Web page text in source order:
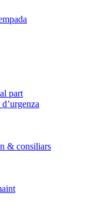
part
& consiliars